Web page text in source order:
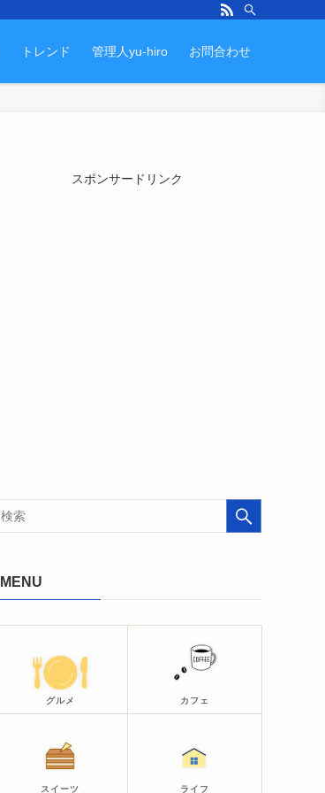
トレンド 管理人yu-hiro お問合わせ
スポンサードリンク
MENU
グルメ カフェ
スイーツ ライフ